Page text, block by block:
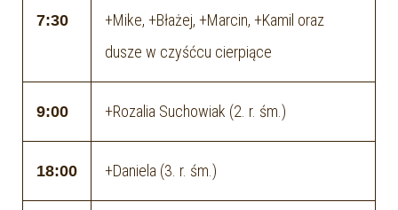
7:30
+Mike, +Błażej, +Marcin, +Kamil oraz
dusze w czyśćcu cierpiące
9:00 +Rozalia Suchowiak (2. r. śm.)
18:00 +Daniela (3. r. śm.)